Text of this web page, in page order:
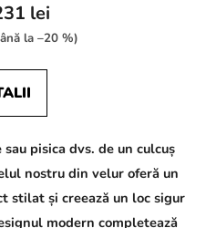
lei
la –20 %)
pisica dvs. de un culcuș
nostru din velur oferă un
stilat și creează un loc sigur
modern completează